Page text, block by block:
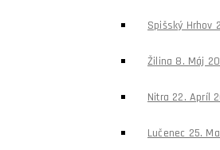
Spišský Hrhov
Žilina 8. Máj
Nitra 22. Apríl
Lučenec 25.